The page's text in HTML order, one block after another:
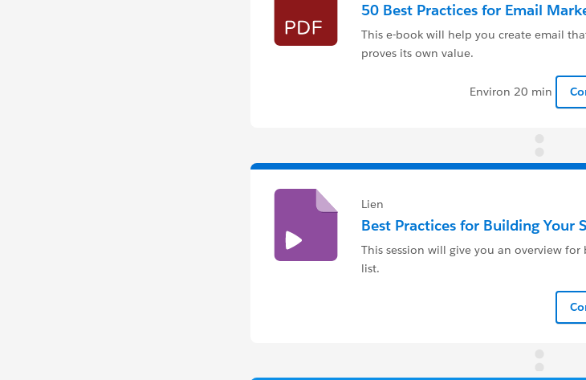
50 Best Practices for Email
This e-book will help you create email
proves its own value.
Environ 20 min
Lien
Best Practices for Building Your
This session will give you an overview
list.